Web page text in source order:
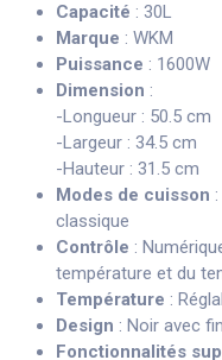
Capacité : 30L
Marque : WKM
Puissance : 1600W
Dimension :
-Longueur : 50.5 cm
-Largeur : 34.5 cm
-Hauteur : 31.5 cm
Modes de cuisson
classique
Contrôle :
température et du
Température :
Design : Noir avec
Fonctionnalités